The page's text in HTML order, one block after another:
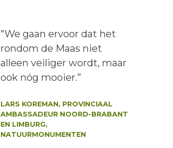
Lees het bericht:
"We gaan ervoor dat het
rondom de Maas niet
alleen veiliger wordt, maar
ook nóg mooier.”
LARS KOREMAN, PROVINCIAAL
AMBASSADEUR NOORD-BRABANT
EN LIMBURG,
NATUURMONUMENTEN